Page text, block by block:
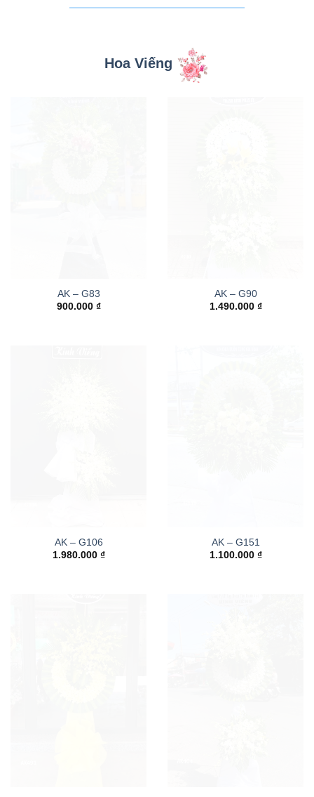
Hoa Viếng
AK – G83
900.000 ₫
AK – G90
1.490.000 ₫
AK – G106
1.980.000 ₫
AK – G151
1.100.000 ₫